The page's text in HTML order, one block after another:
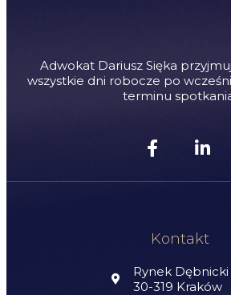
Adwokat Dariusz Sięka
wszystkie dni robocze po
terminu
Kontakt
Rynek Dębnicki
30-319 Kraków